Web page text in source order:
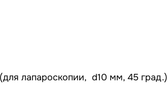
лапароскопии, d10 мм, 45